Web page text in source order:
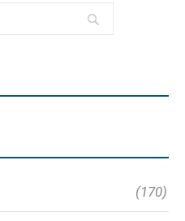
(170)